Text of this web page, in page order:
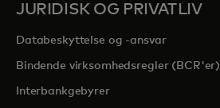
JURIDISK OG PRIVATLIV
Databeskyttelse og -ansvar
Bindende virksomhedsregler (BCR'er)
Interbankgebyrer